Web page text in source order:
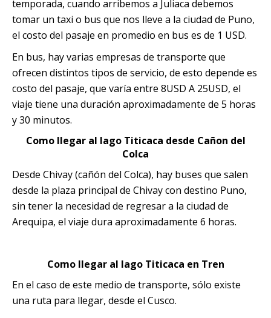
temporada, cuando arribemos a Juliaca debemos
tomar un taxi o bus que nos lleve a la ciudad de Puno,
el costo del pasaje en promedio en bus es de 1 USD.
En bus, hay varias empresas de transporte que
ofrecen distintos tipos de servicio, de esto depende es
costo del pasaje, que varía entre 8USD A 25USD, el
viaje tiene una duración aproximadamente de 5 horas
y 30 minutos.
Como llegar al lago Titicaca desde Cañon del
Colca
Desde Chivay (cañón del Colca), hay buses que salen
desde la plaza principal de Chivay con destino Puno,
sin tener la necesidad de regresar a la ciudad de
Arequipa, el viaje dura aproximadamente 6 horas.
Como llegar al lago Titicaca en Tren
En el caso de este medio de transporte, sólo existe
una ruta para llegar, desde el Cusco.